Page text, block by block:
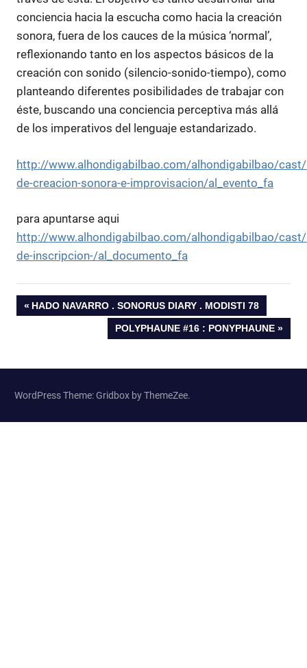
conciencia hacia la escucha como hacia la creación
sonora, fuera de los cauces de la música ‘normal’,
reflexionando tanto en los aspectos básicos de la
creación con sonido (silencio-sonido-tiempo), como
planteando diferentes posibilidades de trabajar con
éste, buscando una conciencia perceptiva más allá
de los imperativos del lenguaje estandarizado.
http://www.alhondigabilbao.com/alhondigabilbao/
de-creacion-sonora-e-improvisacion/al_evento_fa
para apuntarse aqui
http://www.alhondigabilbao.com/alhondigabilbao/
de-inscripcion-/al_documento_fa
Post
navigation
PREVIOUS
HADO NAVARRO . SONORUS DIARY . MODISTI 78
NEXT
POST:
POLYPHAUNE #16 : PONYPHAUNE
WordPress Theme: Gridbox by ThemeZee.